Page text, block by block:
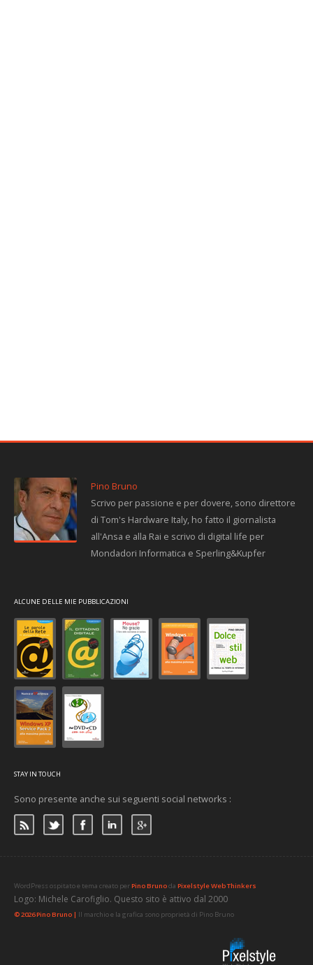
Pino Bruno
Scrivo per passione e per dovere, sono direttore
di Tom's Hardware Italy, ho fatto il giornalista
all'Ansa e alla Rai e scrivo di digital life per
Mondadori Informatica e Sperling&Kupfer
ALCUNE DELLE MIE PUBBLICAZIONI
STAY IN TOUCH
Sono presente anche sui seguenti social networks :
WordPress ospitato e tema creato perPino Brunoda Pixelstyle Web Thinkers
Logo: Michele Carofiglio. Questo sito è attivo dal 2000
© 2026 Pino Bruno | Il marchio e la grafica sono proprietà di Pino Bruno